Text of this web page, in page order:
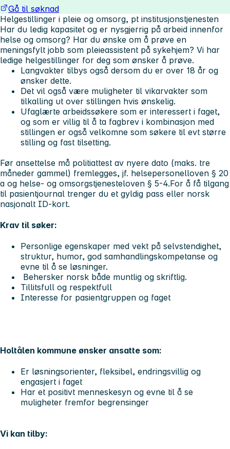
Gå til søknad
Helgestillinger i pleie og omsorg, pt institusjonstjenesten
Har du ledig kapasitet og er nysgjerrig på arbeid innenfor
helse og omsorg? Har du ønske om å prøve en
meningsfylt jobb som pleieassistent på sykehjem? Vi har
ledige helgestillinger for deg som ønsker å prøve.
Langvakter tilbys også dersom du er over 18 år og
ønsker dette.
Det vil også være muligheter til vikarvakter som
tilkalling ut over stillingen hvis ønskelig.
Ufaglærte arbeidssøkere som er interessert i faget,
og som er villig til å ta fagbrev i kombinasjon med
stillingen er også velkomne som søkere til evt større
stilling og fast tilsetting.
Før ansettelse må politiattest av nyere dato (maks. tre
måneder gammel) fremlegges, jf. helsepersonelloven § 20
a og helse- og omsorgstjenesteloven § 5-4.For å få tilgang
til pasientjournal trenger du et gyldig pass eller norsk
nasjonalt ID-kort.
Krav til søker:
Personlige egenskaper med vekt på selvstendighet,
struktur, humor, god samhandlingskompetanse og
evne til å se løsninger.
Behersker norsk både muntlig og skriftlig.
Tillitsfull og respektfull
Interesse for pasientgruppen og faget
Holtålen kommune ønsker ansatte som:
Er løsningsorienter, fleksibel, endringsvillig og
engasjert i faget
Har et positivt menneskesyn og evne til å se
muligheter fremfor begrensinger
Vi kan tilby: